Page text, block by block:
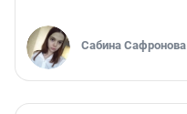
Сабина Сафронова